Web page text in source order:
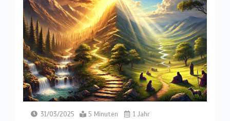
31/03/2025 5 Minuten 1 Jahr